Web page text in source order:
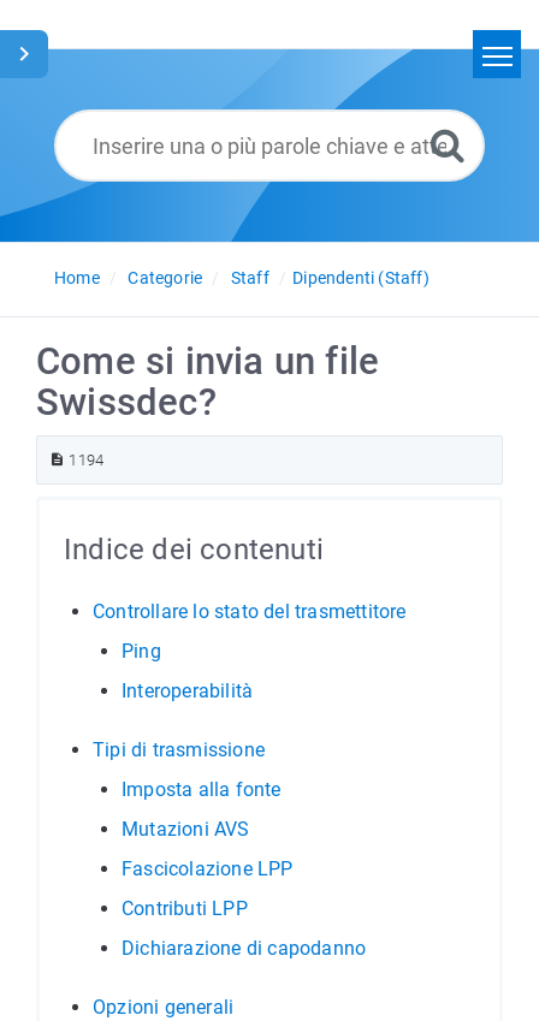
Glossario
Italiano
Home
Categorie Staff Dipendenti (Staff)
Come si invia un file
Swissdec?
1194
Indice dei contenuti
Controllare lo stato del trasmettitore
Ping
Interoperabilità
Tipi di trasmissione
Imposta alla fonte
Mutazioni AVS
Fascicolazione LPP
Contributi LPP
Dichiarazione di capodanno
Opzioni generali